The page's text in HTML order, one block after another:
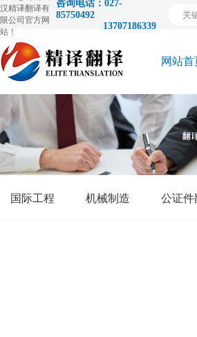
汉精译翻译有
限公司官方网
站！
咨询电话：027-
85750492
13707186339
网站首
国际工程 机械制造 公证件